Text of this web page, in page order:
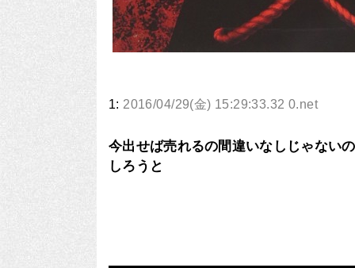
1: 2016/04/29(金) 15:29:33.32 0.net
今出せば売れるの間違いなしじゃない
しろうと